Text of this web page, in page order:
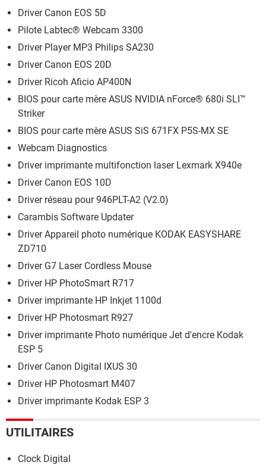
Driver Canon EOS 5D
Pilote Labtec® Webcam 3300
Driver Player MP3 Philips SA230
Driver Canon EOS 20D
Driver Ricoh Aficio AP400N
BIOS pour carte mère ASUS NVIDIA nForce® 680i SLI™
Striker
BIOS pour carte mère ASUS SiS 671FX P5S-MX SE
Webcam Diagnostics
Driver imprimante multifonction laser Lexmark X940e
Driver Canon EOS 10D
Driver réseau pour 946PLT-A2 (V2.0)
Carambis Software Updater
Driver Appareil photo numérique KODAK EASYSHARE
ZD710
Driver G7 Laser Cordless Mouse
Driver HP PhotoSmart R717
Driver imprimante HP Inkjet 1100d
Driver HP Photosmart R927
Driver imprimante Photo numérique Jet d'encre Kodak
ESP 5
Driver Canon Digital IXUS 30
Driver HP Photosmart M407
Driver imprimante Kodak ESP 3
UTILITAIRES
Clock Digital